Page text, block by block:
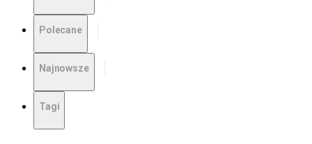
Polecane
Najnowsze
Tagi